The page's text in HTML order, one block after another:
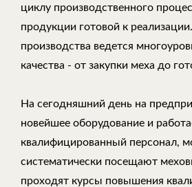
циклу производственного
продукции готовой к
производства ведется
качества - от закупки меха до
На сегодняшний день на
новейшее оборудование и
квалифицированный персонал,
систематически посещают
проходят курсы повышения